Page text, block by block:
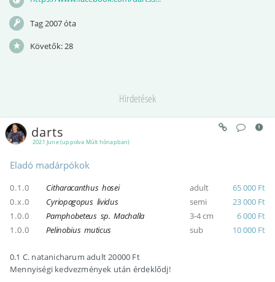
Tag 2007 óta
Követők:28
Hirdetések
2021 June (uppolva Múlt hónapban)
darts
Eladó madárpókok
0.1.0 Citharacanthus hosei adult
65 000 Ft
0.x.0
Cyriopagopus lividus semi
23 000 Ft
1.0.0
Pamphobeteus sp. Machalla 3-4 cm
6 000 Ft
1.0.0
Pelinobius muticus sub 10 000 Ft
0.1 C. natanicharum adult 20000 Ft
Mennyiségi kedvezmények után érdeklődj!